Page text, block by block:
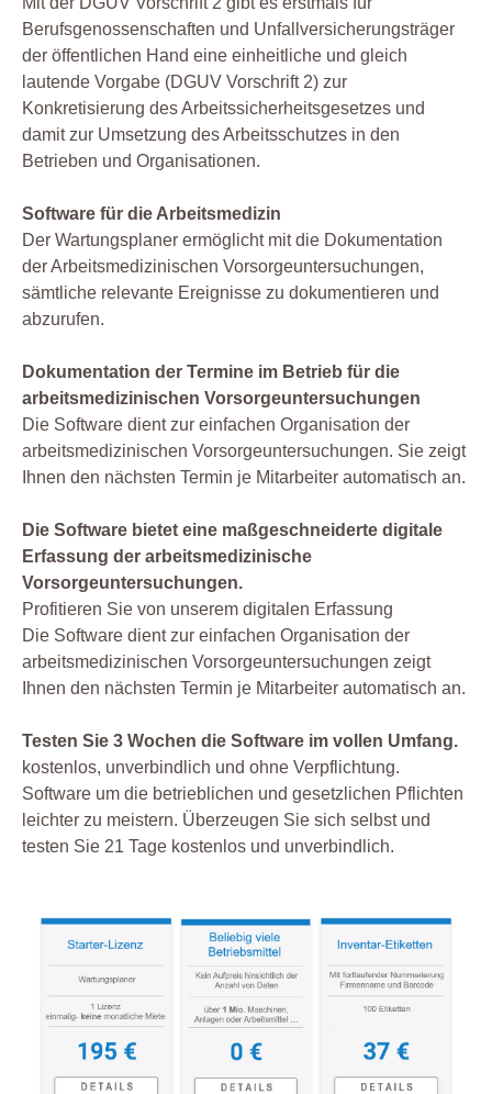
Berufsgenossenschaften und Unfallversicherungsträger
der öffentlichen Hand eine einheitliche und gleich
lautende Vorgabe (DGUV Vorschrift 2) zur
Konkretisierung des Arbeitssicherheitsgesetzes und
damit zur Umsetzung des Arbeitsschutzes in den
Betrieben und Organisationen.
Software für die Arbeitsmedizin
Der Wartungsplaner ermöglicht mit die Dokumentation
der Arbeitsmedizinischen Vorsorgeuntersuchungen,
sämtliche relevante Ereignisse zu dokumentieren und
abzurufen.
Dokumentation der Termine im Betrieb für die
arbeitsmedizinischen Vorsorgeuntersuchungen
Die Software dient zur einfachen Organisation der
arbeitsmedizinischen Vorsorgeuntersuchungen. Sie zeigt
Ihnen den nächsten Termin je Mitarbeiter automatisch an.
Die Software bietet eine maßgeschneiderte digitale
Erfassung der arbeitsmedizinische
Vorsorgeuntersuchungen.
Profitieren Sie von unserem digitalen Erfassung
Die Software dient zur einfachen Organisation der
arbeitsmedizinischen Vorsorgeuntersuchungen zeigt
Ihnen den nächsten Termin je Mitarbeiter automatisch an.
Testen Sie 3 Wochen die Software im vollen Umfang.
kostenlos, unverbindlich und ohne Verpflichtung.
Software um die betrieblichen und gesetzlichen Pflichten
leichter zu meistern. Überzeugen Sie sich selbst und
testen Sie 21 Tage kostenlos und unverbindlich.